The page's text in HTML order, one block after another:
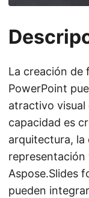
La creación de
PowerPoint
atractivo visual
capacidad es
arquitectura, la
representación
Aspose.Slides
pueden